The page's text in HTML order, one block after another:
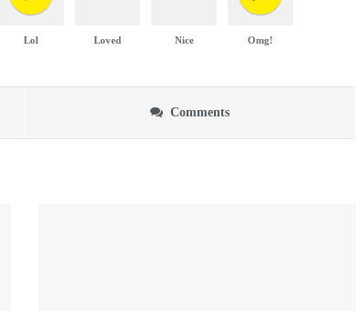
Lol Loved Nice Omg!
Comments